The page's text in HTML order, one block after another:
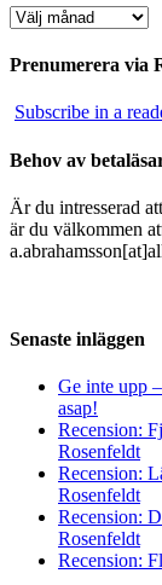
Arkiv
Prenumerera via
Subscribe in a
Behov av
Är du intresserad
är du välkommen
Senaste inläggen
Ge inte upp
asap!
Recension:
Rosenfeldt
Recension:
Rosenfeldt
Recension:
Rosenfeldt
Recension: